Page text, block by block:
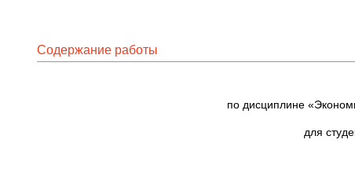
Содержание работы
по дисциплине
для